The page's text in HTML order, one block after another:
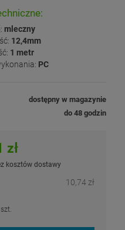
mleczny
12,4mm
1 metr
PC
dostępny w magazynie
do 48 godzin
zł
kosztów dostawy
10,74 zł
szt.